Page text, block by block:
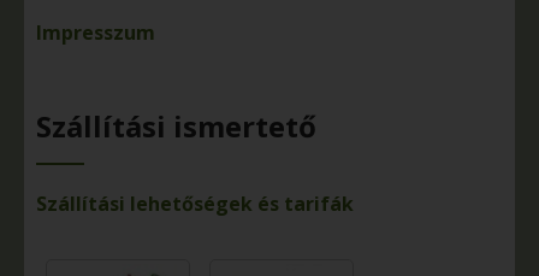
Impresszum
Szállítási ismertető
Szállítási lehetőségek és tarifák